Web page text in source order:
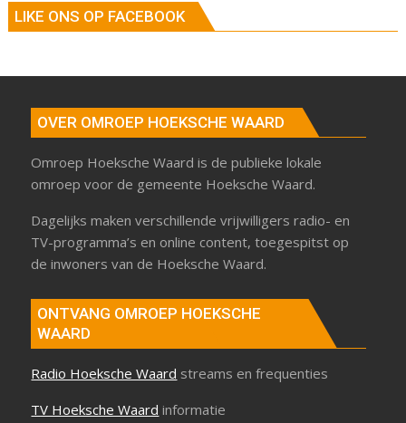
LIKE ONS OP FACEBOOK
OVER OMROEP HOEKSCHE WAARD
Omroep Hoeksche Waard is de publieke lokale
omroep voor de gemeente Hoeksche Waard.
Dagelijks maken verschillende vrijwilligers radio- en
TV-programma’s en online content, toegespitst op
de inwoners van de Hoeksche Waard.
ONTVANG OMROEP HOEKSCHE
WAARD
Radio Hoeksche Waard streams en frequenties
TV Hoeksche Waard informatie